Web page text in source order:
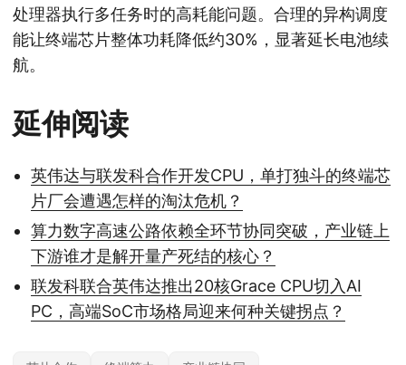
处理器执行多任务时的高耗能问题。合理的异构调度
能让终端芯片整体功耗降低约30%，显著延长电池续
航。
延伸阅读
英伟达与联发科合作开发CPU，单打独斗的终端芯
片厂会遭遇怎样的淘汰危机？
算力数字高速公路依赖全环节协同突破，产业链上
下游谁才是解开量产死结的核心？
联发科联合英伟达推出20核Grace CPU切入AI
PC，高端SoC市场格局迎来何种关键拐点？